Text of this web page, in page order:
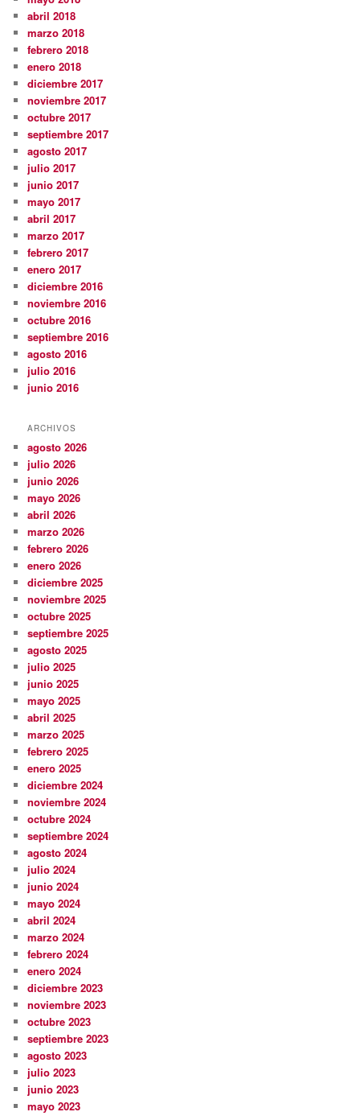
abril 2018
marzo 2018
febrero 2018
enero 2018
diciembre 2017
noviembre 2017
octubre 2017
septiembre 2017
agosto 2017
julio 2017
junio 2017
mayo 2017
abril 2017
marzo 2017
febrero 2017
enero 2017
diciembre 2016
noviembre 2016
octubre 2016
septiembre 2016
agosto 2016
julio 2016
junio 2016
ARCHIVOS
agosto 2026
julio 2026
junio 2026
mayo 2026
abril 2026
marzo 2026
febrero 2026
enero 2026
diciembre 2025
noviembre 2025
octubre 2025
septiembre 2025
agosto 2025
julio 2025
junio 2025
mayo 2025
abril 2025
marzo 2025
febrero 2025
enero 2025
diciembre 2024
noviembre 2024
octubre 2024
septiembre 2024
agosto 2024
julio 2024
junio 2024
mayo 2024
abril 2024
marzo 2024
febrero 2024
enero 2024
diciembre 2023
noviembre 2023
octubre 2023
septiembre 2023
agosto 2023
julio 2023
junio 2023
mayo 2023